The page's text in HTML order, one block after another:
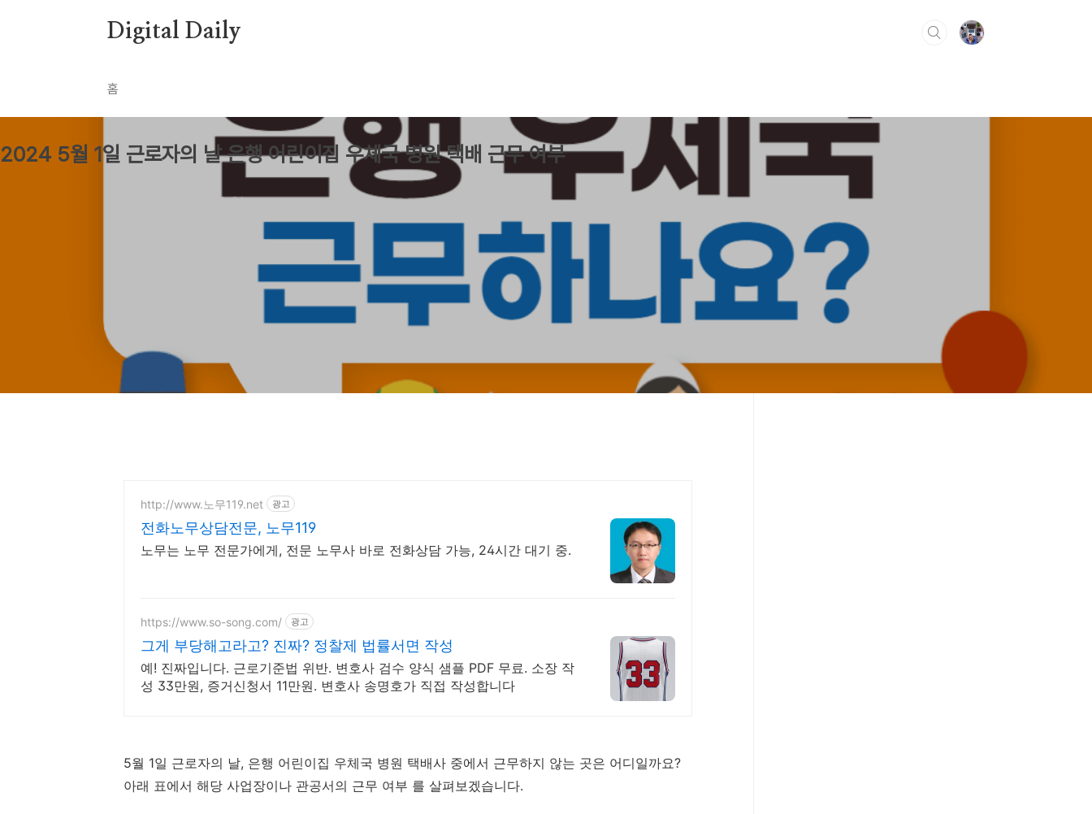
Digital Daily
홈
2024 5월 1일 근로자의 날 은행 어린이집 우체국 병원 택배 근무 여부
2024. 4. 26.
http://www.노무119.net 광고
전화노무상담전문, 노무119
노무는 노무 전문가에게, 전문 노무사 바로 전화상담 가능, 24시간 대기 중.
https://www.so-song.com/ 광고
그게 부당해고라고? 진짜? 정찰제 법률서면 작성
예! 진짜입니다. 근로기준법 위반. 변호사 검수 양식 샘플 PDF 무료. 소장 작
성 33만원, 증거신청서 11만원. 변호사 송명호가 직접 작성합니다
5월 1일 근로자의 날, 은행 어린이집 우체국 병원 택배사 중에서 근무하지 않는 곳은 어디일까요?
아래 표에서 해당 사업장이나 관공서의 근무 여부 를 살펴보겠습니다.